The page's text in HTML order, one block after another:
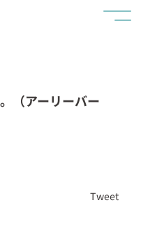
（アーリーバー
Tweet